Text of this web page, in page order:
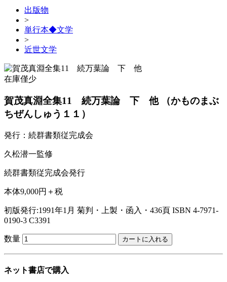
出版物
>
単行本◆文学
>
近世文学
在庫僅少
賀茂真淵全集11 続万葉論 下 他
（かものまぶ
ちぜんしゅう１１）
発行：続群書類従完成会
久松潜一監修
続群書類従完成会発行
本体9,000円＋税
初版発行:1991年1月 菊判・上製・函入・436頁 ISBN 4-7971-
0190-3 C3391
数量
ネット書店で購入